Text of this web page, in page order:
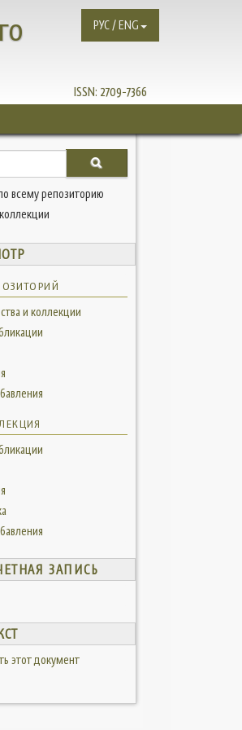
ISSN: 2709-7366
РУС / ENG
всему репозиторию
и коллекции
ЗАПИСЬ
этот документ